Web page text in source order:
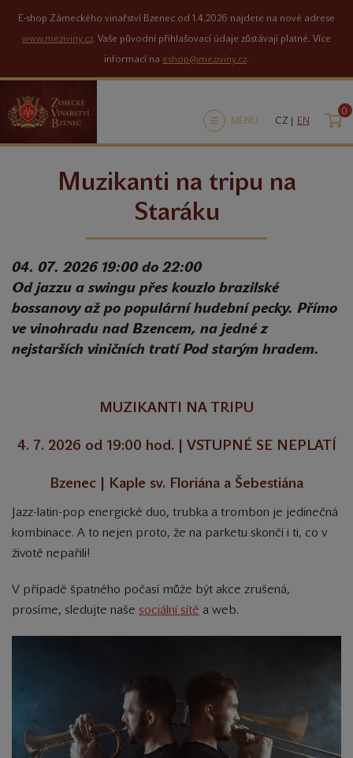
E-shop Zámeckého vinařství Bzenec od 1.4.2026 najdete na nové adrese
www.meziviny.cz. Vaše původní přihlašovací údaje zůstávají platné. Více
informací na eshop@meziviny.cz.
MENU CZ | EN
0
Muzikanti na tripu na
Staráku
04. 07. 2026 19:00 do 22:00
Od jazzu a swingu přes kouzlo brazilské
bossanovy až po populární hudební pecky. Přímo
ve vinohradu nad Bzencem, na jedné z
nejstarších viničních tratí Pod starým hradem.
MUZIKANTI NA TRIPU
4. 7. 2026 od 19:00 hod. | VSTUPNÉ SE NEPLATÍ
Bzenec | Kaple sv. Floriána a Šebestiána
Jazz-latin-pop energické duo, trubka a trombon je jedinečná
kombinace. A to nejen proto, že na parketu skončí i ti, co v
životě nepařili!
V případě špatného počasí může být akce zrušená,
prosíme, sledujte naše sociální sítě a web.